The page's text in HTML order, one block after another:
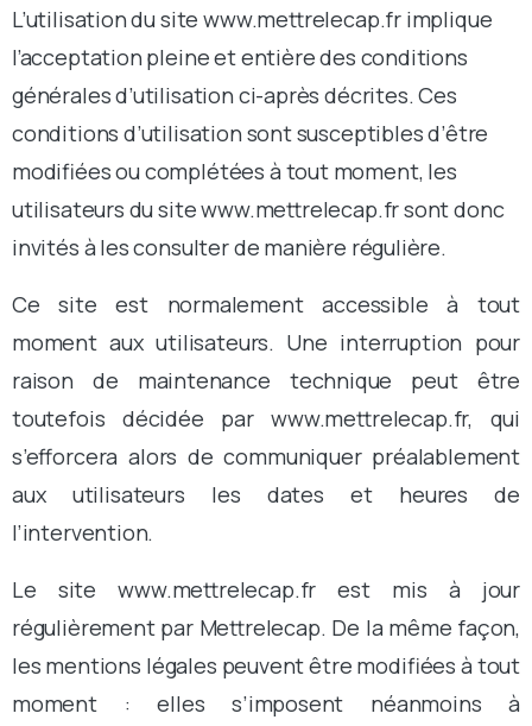
L’utilisation du site www.mettrelecap.fr implique
l’acceptation pleine et entière des conditions
générales d’utilisation ci-après décrites. Ces
conditions d’utilisation sont susceptibles d’être
modifiées ou complétées à tout moment, les
utilisateurs du site www.mettrelecap.fr sont donc
invités à les consulter de manière régulière.
Ce site est normalement accessible à tout
moment aux utilisateurs. Une interruption pour
raison de maintenance technique peut être
toutefois décidée par www.mettrelecap.fr, qui
s’efforcera alors de communiquer préalablement
aux utilisateurs les dates et heures de
l’intervention.
Le site www.mettrelecap.fr est mis à jour
régulièrement par Mettrelecap. De la même façon,
les mentions légales peuvent être modifiées à tout
moment : elles s’imposent néanmoins à